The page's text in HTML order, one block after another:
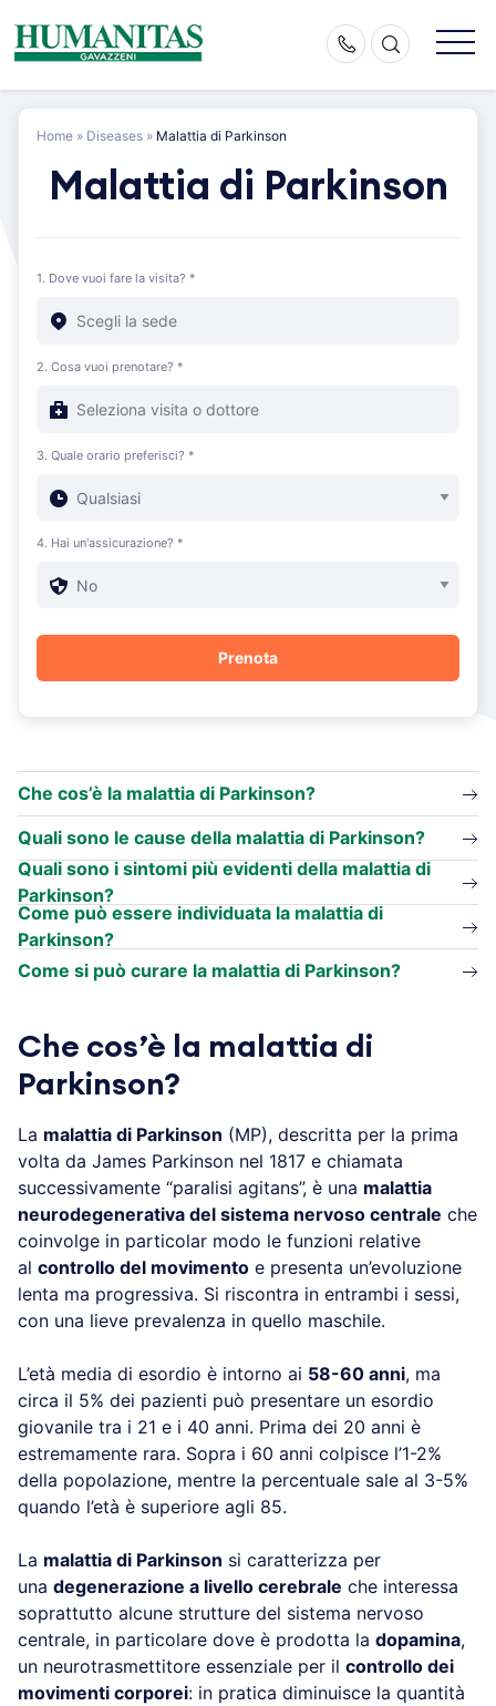
content
Home » Diseases » Malattia di Parkinson
Malattia di Parkinson
1. Dove vuoi fare la visita? *
2. Cosa vuoi prenotare? *
3. Quale orario preferisci? *
4. Hai un'assicurazione? *
Che cos’è la malattia di Parkinson?
Quali sono le cause della malattia di Parkinson?
Quali sono i sintomi più evidenti della malattia di
Parkinson?
Come può essere individuata la malattia di
Parkinson?
Come si può curare la malattia di Parkinson?
Che cos’è la malattia di
Parkinson?
La malattia di Parkinson (MP), descritta per la prima
volta da James Parkinson nel 1817 e chiamata
successivamente “paralisi agitans”, è una malattia
neurodegenerativa del sistema nervoso centrale che
coinvolge in particolar modo le funzioni relative
al controllo del movimento e presenta un’evoluzione
lenta ma progressiva. Si riscontra in entrambi i sessi,
con una lieve prevalenza in quello maschile.
L’età media di esordio è intorno ai 58-60 anni, ma
circa il 5% dei pazienti può presentare un esordio
giovanile tra i 21 e i 40 anni. Prima dei 20 anni è
estremamente rara. Sopra i 60 anni colpisce l’1-2%
della popolazione, mentre la percentuale sale al 3-5%
quando l’età è superiore agli 85.
La malattia di Parkinson si caratterizza per
una degenerazione a livello cerebrale che interessa
soprattutto alcune strutture del sistema nervoso
centrale, in particolare dove è prodotta la dopamina,
un neurotrasmettitore essenziale per il controllo dei
movimenti corporei: in pratica diminuisce la quantità